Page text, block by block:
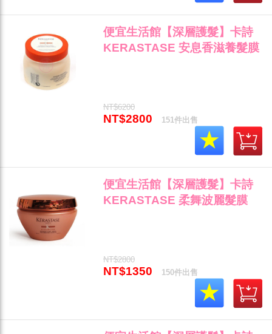
便宜生活館【深層護髮】卡詩
KERASTASE 安息香滋養髮膜
NT$6200
NT$2800 151件出售
便宜生活館【深層護髮】卡詩
KERASTASE 柔舞波麗髮膜
NT$2800
NT$1350 150件出售